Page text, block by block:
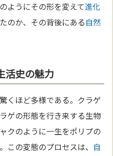
ようにその形を変えて進化
のか、その背後にある自然
活史の魅力
くほど多様である。クラゲ
ゲの形態を行き来する生物
クのように一生をポリプの
この変態のプロセスは、 自